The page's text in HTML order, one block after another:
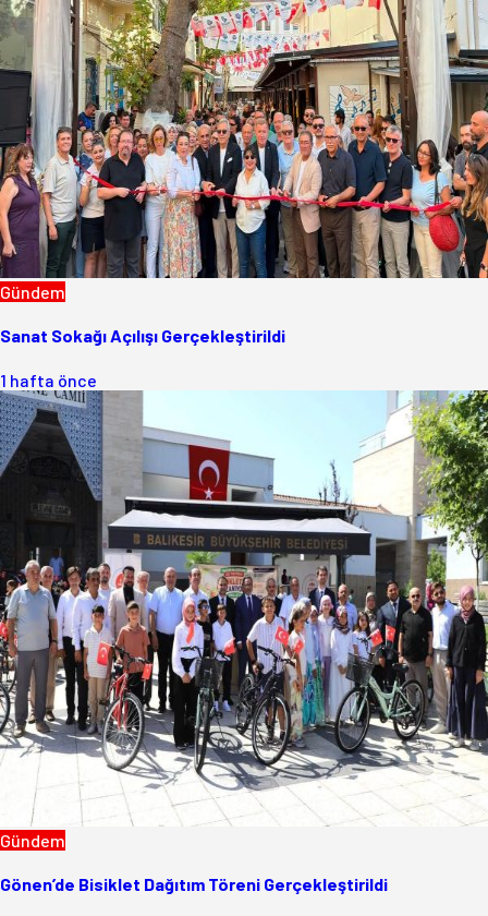
Gündem
Sanat Sokağı Açılışı Gerçekleştirildi
1 hafta önce
Gündem
Gönen’de Bisiklet Dağıtım Töreni Gerçekleştirildi